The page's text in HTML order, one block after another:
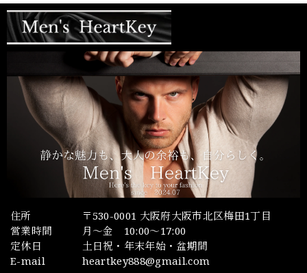
住所
〒530-0001 大阪府大阪市北区梅田1丁目
営業時間
月～金 10:00～17:00
定休日
土日祝・年末年始・盆期間
E-mail
heartkey888@gmail.com